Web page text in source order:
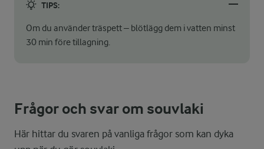
TIPS:
Om du använder träspett – blötlägg dem i vatten minst
30 min före tillagning.
Frågor och svar om souvlaki
Här hittar du svaren på vanliga frågor som kan dyka